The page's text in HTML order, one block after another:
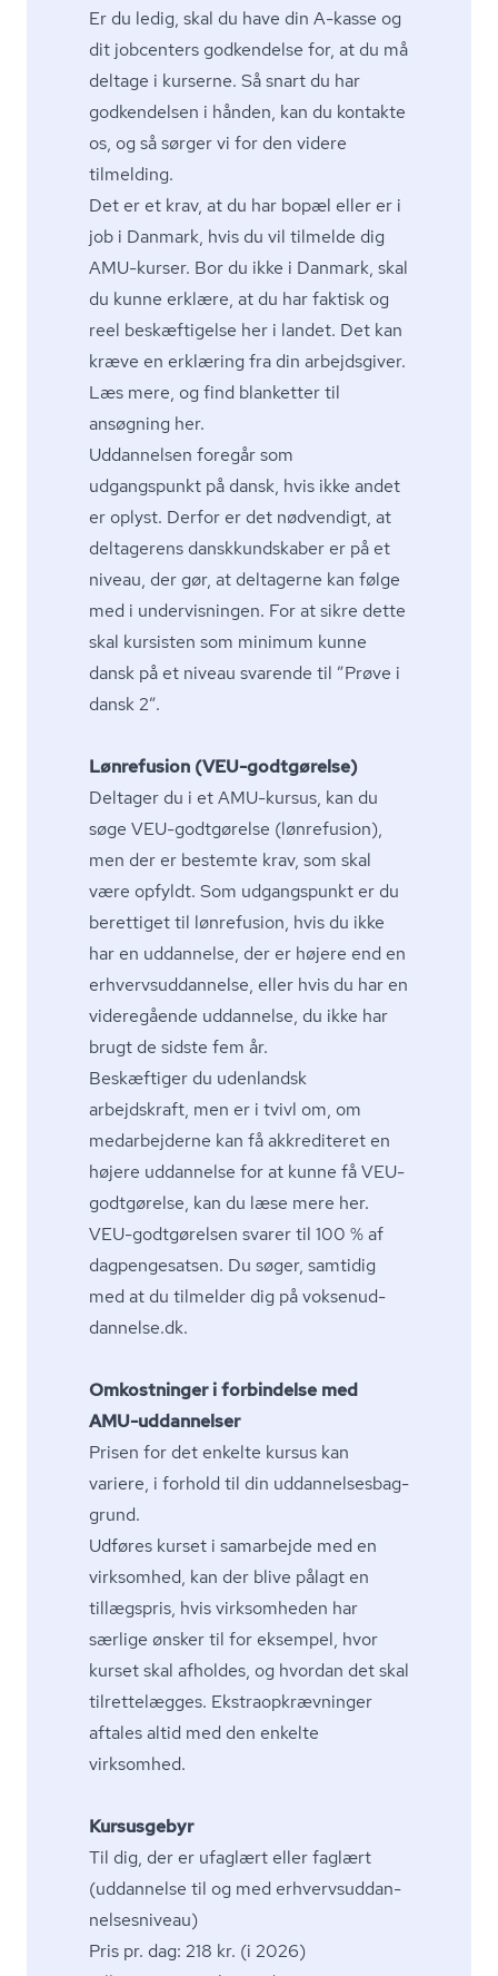
Er du ledig, skal du have din A-kasse og
dit jobcenters godkendelse for, at du må
deltage i kurserne. Så snart du har
godkendelsen i hånden, kan du kontakte
os, og så sørger vi for den videre
tilmelding.
Det er et krav, at du har bopæl eller er i
job i Danmark, hvis du vil tilmelde dig
AMU-kurser. Bor du ikke i Danmark, skal
du kunne erklære, at du har faktisk og
reel beskæftigelse her i landet. Det kan
kræve en erklæring fra din arbejdsgiver.
Læs mere, og find blanketter til
ansøgning her.
Uddannelsen foregår som
udgangspunkt på dansk, hvis ikke andet
er oplyst. Derfor er det nødvendigt, at
deltagerens dansk­kund­ska­ber er på et
niveau, der gør, at deltagerne kan følge
med i undervisningen. For at sikre dette
skal kursisten som minimum kunne
dansk på et niveau svarende til ”Prøve i
dansk 2”.
Lønrefusion (VEU-godtgørelse)
Deltager du i et AMU-kursus, kan du
søge VEU-godtgørelse (lønrefusion),
men der er bestemte krav, som skal
være opfyldt. Som udgangspunkt er du
berettiget til lønrefusion, hvis du ikke
har en uddannelse, der er højere end en
er­hverv­s­ud­dan­nel­se, eller hvis du har en
videregående uddannelse, du ikke har
brugt de sidste fem år.
Beskæftiger du udenlandsk
arbejdskraft, men er i tvivl om, om
medarbejderne kan få akkrediteret en
højere uddannelse for at kunne få VEU-
godtgørelse, kan du læse mere her.
VEU-godtgørelsen svarer til 100 % af
dagpengesatsen. Du søger, samtidig
med at du tilmelder dig på vok­se­nud­
dan­nel­se.dk.
Omkostninger i forbindelse med
AMU-uddannelser
Prisen for det enkelte kursus kan
variere, i forhold til din ud­dan­nel­ses­bag­
grund.
Udføres kurset i samarbejde med en
virksomhed, kan der blive pålagt en
tillægspris, hvis virksomheden har
særlige ønsker til for eksempel, hvor
kurset skal afholdes, og hvordan det skal
tilrettelægges. Ek­stra­opkræv­nin­ger
aftales altid med den enkelte
virksomhed.
Kursusgebyr
Til dig, der er ufaglært eller faglært
(uddannelse til og med er­hverv­s­ud­dan­
nel­ses­ni­veau)
Pris pr. dag: 218 kr. (i 2026)